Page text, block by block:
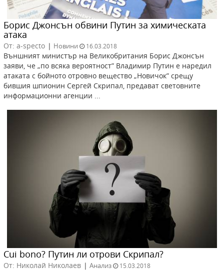
Борис Джонсън обвини Путин за химическата
атака
От: a-specto | Новини 16.03.2018
Външният министър на Великобритания Борис Джонсън
заяви, че „по всяка вероятност” Владимир Путин е наредил
атаката с бойното отровно вещество „Новичок” срещу
бившия шпионин Сергей Скрипал, предават световните
информационни агенции ...
Cui bono? Путин ли отрови Скрипал?
От: Николай Николаев | Анализ 15.03.2018